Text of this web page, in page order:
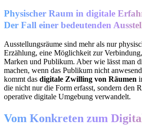
Physischer Raum in digitale
Der Fall einer bedeutenden
Ausstellungsräume sind mehr als nur
Erzählung, eine Möglichkeit zur
Marken und Publikum. Aber wie lässt man
machen, wenn das Publikum nicht
kommt das digitale Zwilling von Räumen
die nicht nur die Form erfasst, sondern den
operative digitale Umgebung verwandelt.
Vom Konkreten zum